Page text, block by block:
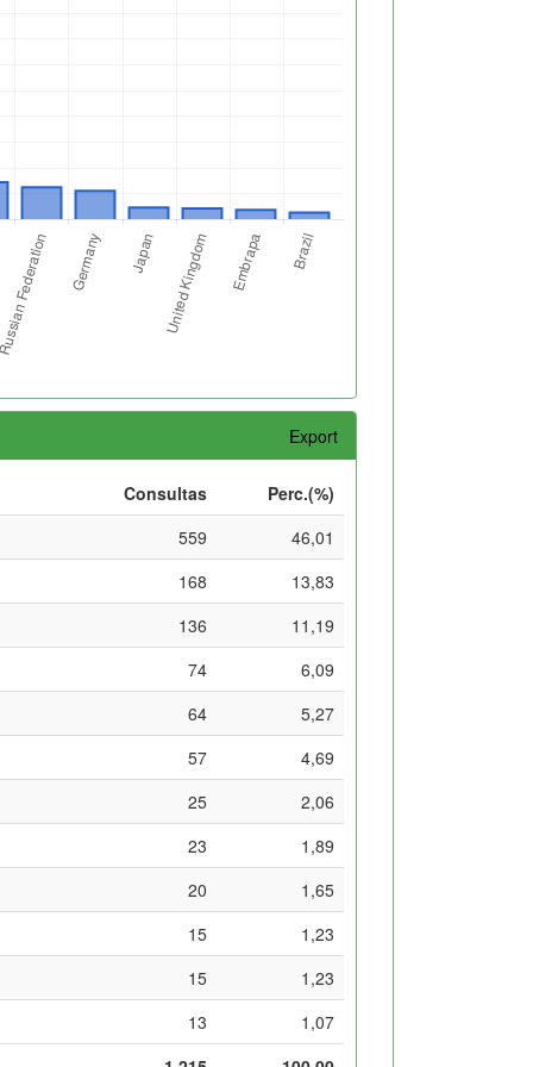
Export
Consultas
Perc.(%)
559
46,01
168
13,83
136
11,19
74
6,09
64
5,27
57
4,69
25
2,06
23
1,89
20
1,65
15
1,23
15
1,23
13
1,07